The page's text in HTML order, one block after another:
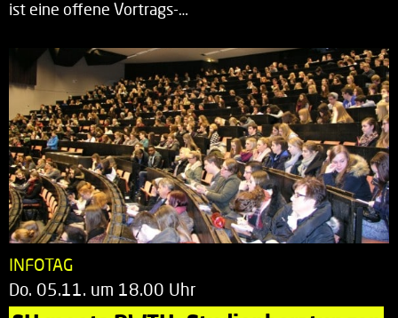
ist eine offene Vortrags-…
INFOTAG
Do. 05.11. um 18.00 Uhr